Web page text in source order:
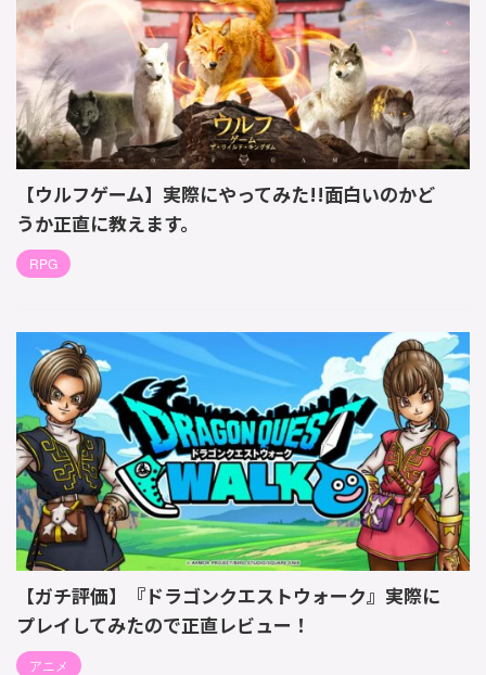
【ウルフゲーム】実際にやってみた!!面白いのかど
うか正直に教えます。
RPG
【ガチ評価】『ドラゴンクエストウォーク』実際に
プレイしてみたので正直レビュー！
アニメ